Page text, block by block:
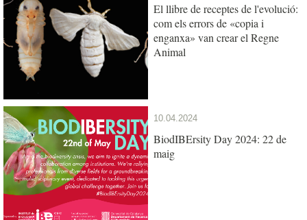
El llibre de receptes de l'evolució:
com els errors de «copia i
enganxa» van crear el Regne
Animal
10.04.2024
BiodIBErsity Day 2024: 22 de
maig